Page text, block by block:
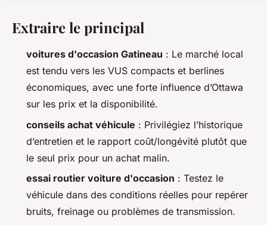
Extraire le principal
voitures d'occasion Gatineau : Le marché local
est tendu vers les VUS compacts et berlines
économiques, avec une forte influence d’Ottawa
sur les prix et la disponibilité.
conseils achat véhicule : Privilégiez l’historique
d’entretien et le rapport coût/longévité plutôt que
le seul prix pour un achat malin.
essai routier voiture d'occasion : Testez le
véhicule dans des conditions réelles pour repérer
bruits, freinage ou problèmes de transmission.